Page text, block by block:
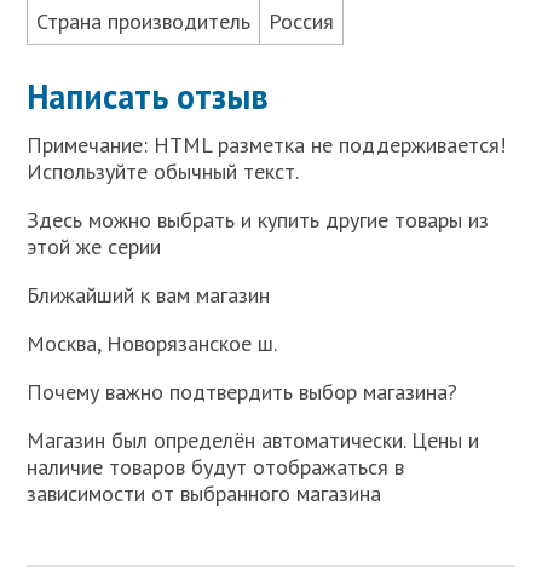
Страна производитель
Россия
Написать отзыв
Примечание: HTML разметка не поддерживается!
Используйте обычный текст.
Здесь можно выбрать и купить другие товары из
этой же серии
Ближайший к вам магазин
Москва, Новорязанское ш.
Почему важно подтвердить выбор магазина?
Магазин был определён автоматически. Цены и
наличие товаров будут отображаться в
зависимости от выбранного магазина